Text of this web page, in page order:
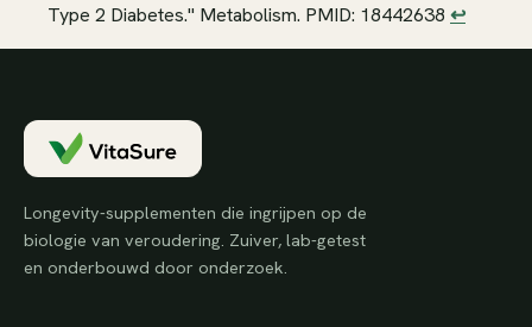
Type 2 Diabetes." Metabolism. PMID: 18442638 ↩
Longevity-supplementen die ingrijpen op de
biologie van veroudering. Zuiver, lab-getest
en onderbouwd door onderzoek.